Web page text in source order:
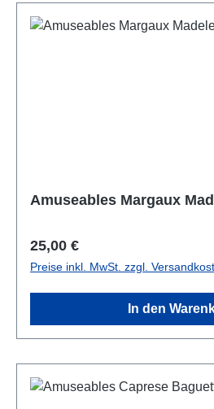
Amuseables Margaux
Regulärer Preis:
25,00 €
Preise inkl. MwSt. zzgl.
In den